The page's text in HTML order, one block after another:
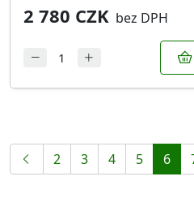
2 780 CZK bez DPH
2 3 4 5 6